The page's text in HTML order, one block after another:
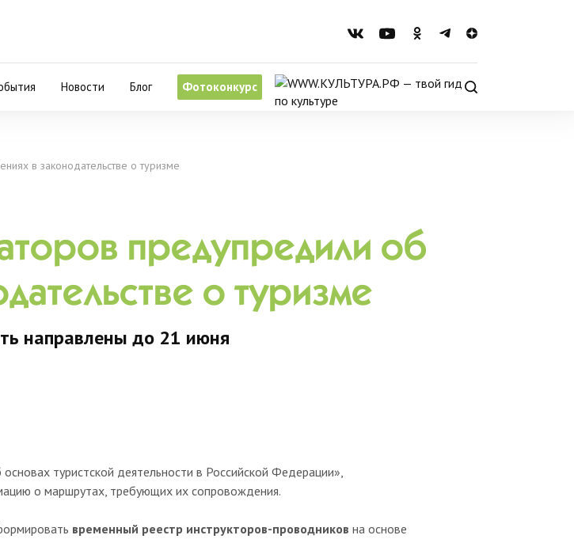
Новости Блог Фотоконкурс
в законодательстве о туризме
предупредили об
о туризме
направлены до 21 июня
туристской деятельности в Российской Федерации»,
о маршрутах, требующих их сопровождения.
временный реестр инструкторов-проводников на основе